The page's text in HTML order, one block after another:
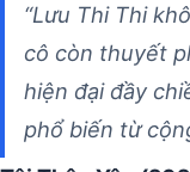
“Lưu Thi Thi
cô còn thuyết
hiện đại đầy
phổ biến từ